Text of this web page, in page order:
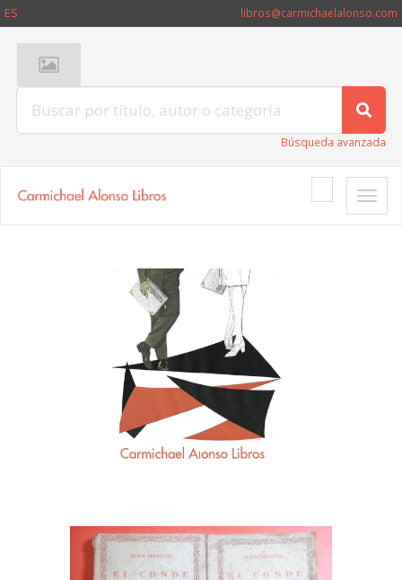
ES libros@carmichaelalonso.com
Búsqueda avanzada
Toggle